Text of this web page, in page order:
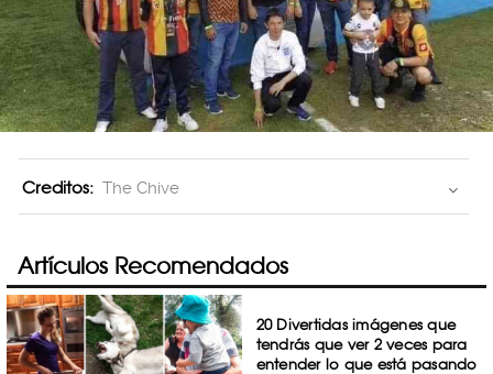
Creditos: The Chive
Artículos Recomendados
20 Divertidas imágenes que
tendrás que ver 2 veces para
entender lo que está pasando